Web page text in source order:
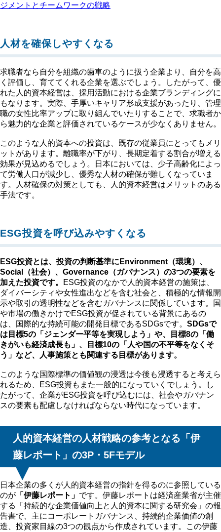
ジメントとチームワークの戦略
人材を確保しやすくなる
求職者なら自分を組織の歯車のように扱う企業より、自分を高
く評価し、育ててくれる企業を選ぶでしょう。したがって、優
れた人的資本経営は、採用活動における企業ブランディングに
もなります。実際、手厚いキャリア形成支援があったり、管理
職の女性比率アップに取り組んでいたりすることで、求職者か
ら魅力的な企業と評価されているケースが少なくありません。
このような人的資本への投資は、既存の従業員にとってもメリ
ットがあります。離職率が下がり、長期定着する割合が増える
効果が見込めるでしょう。日本においては、少子高齢化によっ
て労働人口が減少し、優秀な人材の確保が難しくなっていま
す。人材確保の対策としても、人的資本経営はメリットのある
手法です。
ESG投資を呼び込みやすくなる
ESG投資とは、投資の判断基準にEnvironment（環境）、
Social（社会）、Governance（ガバナンス）の3つの要素を
加えた投資です。
ESG投資のなかで人的資本経営の施策は、
ダイバーシティや女性進出などを含む社会と、積極的な情報開
示や取引の透明性などを含むガバナンスに関係しています。国
や市場の働きかけでESG投資が促されている背景にあるの
は、国際的な持続可能の開発目標であるSDGsです。 SDGsで
は目標5の「ジェンダー平等を実現しよう」や、目標8の「働
きがいも経済成長も」、目標10の「人や国の不平等をなくそ
う」など、人事施策とも関連する目標があります。
このような国際標準の価値観の浸透は今後も浸透すると考えら
れるため、ESG投資もまた一般的になっていくでしょう。し
たがって、企業がESG投資を呼び込むには、社会やガバナン
スの要素も配慮しなければならない時代になっています。
人的資本経営の人材戦略の参考となる「伊
藤レポート」の3P・5Fモデル
日本企業の多くが人的資本経営の指針を得るのに参照している
のが 「伊藤レポート」 です。伊藤レポートは経済産業省が主催
する「持続的な企業価値向上と人的資本に関する研究会」の報
告書で、主にコーポレートガバナンス、持続的企業価値の創
造、投資家目線の3つの観点から作成されています。この伊藤